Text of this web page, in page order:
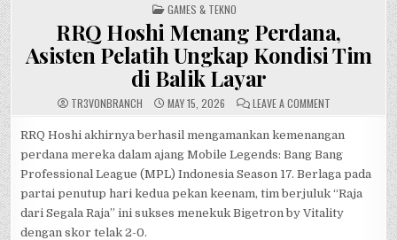
POSTED
IN
GAMES & TEKNO
RRQ Hoshi Menang Perdana,
Asisten Pelatih Ungkap Kondisi Tim
di Balik Layar
TR3V0NBRANCH MAY 15, 2026 LEAVE A COMMENT
MENANG
PERDANA,
ASISTEN
PELATIH
UNGKAP
KONDISI
TIM
DI
BALIK
RRQ Hoshi akhirnya berhasil mengamankan kemenangan
perdana mereka dalam ajang Mobile Legends: Bang Bang
Professional League (MPL) Indonesia Season 17. Berlaga pada
partai penutup hari kedua pekan keenam, tim berjuluk “Raja
dari Segala Raja” ini sukses menekuk Bigetron by Vitality
dengan skor telak 2-0.